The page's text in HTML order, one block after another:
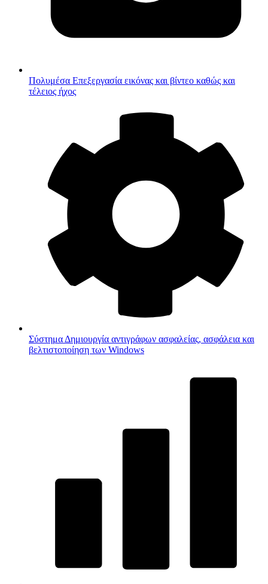
Πολυμέσα Επεξεργασία εικόνας και βίντεο καθώς και
τέλειος ήχος
Σύστημα Δημιουργία αντιγράφων ασφαλείας, ασφάλεια και
βελτιστοποίηση των Windows